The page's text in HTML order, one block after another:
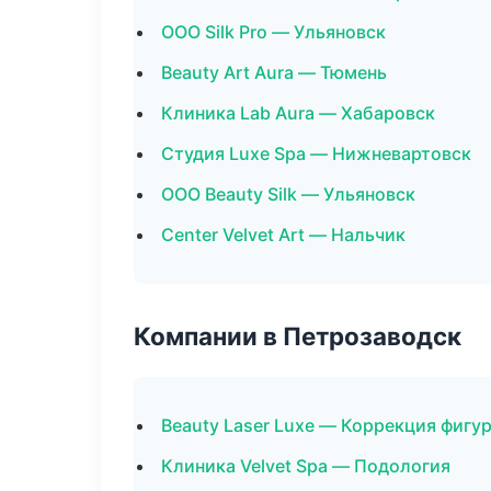
ООО Silk Pro — Ульяновск
Beauty Art Aura — Тюмень
Клиника Lab Aura — Хабаровск
Студия Luxe Spa — Нижневартовск
ООО Beauty Silk — Ульяновск
Center Velvet Art — Нальчик
Компании в Петрозаводск
Beauty Laser Luxe — Коррекция
Клиника Velvet Spa — Подология